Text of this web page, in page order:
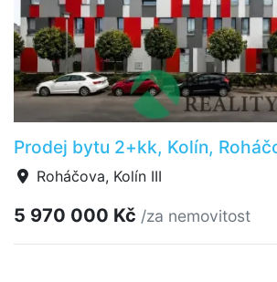
Prodej bytu 2+kk, Kolín,
Roháčova, Kolín III
5 970 000 Kč /za nemovitost